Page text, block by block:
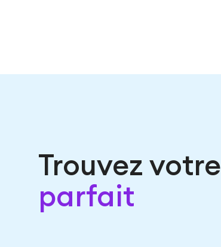
Trouvez votre
parfait